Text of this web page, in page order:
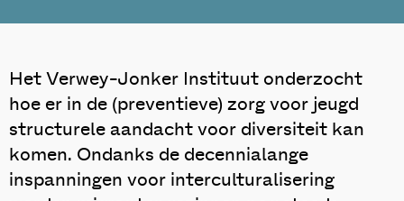
Het Verwey-Jonker Instituut onderzocht
hoe er in de (preventieve) zorg voor jeugd
structurele aandacht voor diversiteit kan
komen. Ondanks de decennialange
inspanningen voor interculturalisering